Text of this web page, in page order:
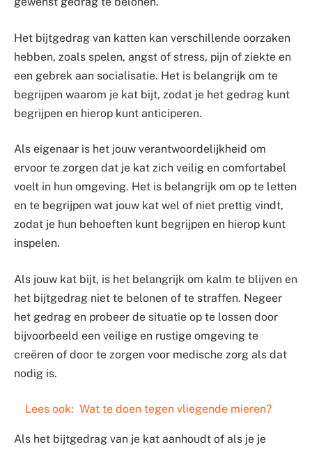
Het bijtgedrag van katten kan verschillende oorzaken
hebben, zoals spelen, angst of stress, pijn of ziekte en
een gebrek aan socialisatie. Het is belangrijk om te
begrijpen waarom je kat bijt, zodat je het gedrag kunt
begrijpen en hierop kunt anticiperen.
Als eigenaar is het jouw verantwoordelijkheid om
ervoor te zorgen dat je kat zich veilig en comfortabel
voelt in hun omgeving. Het is belangrijk om op te letten
en te begrijpen wat jouw kat wel of niet prettig vindt,
zodat je hun behoeften kunt begrijpen en hierop kunt
inspelen.
Als jouw kat bijt, is het belangrijk om kalm te blijven en
het bijtgedrag niet te belonen of te straffen. Negeer
het gedrag en probeer de situatie op te lossen door
bijvoorbeeld een veilige en rustige omgeving te
creëren of door te zorgen voor medische zorg als dat
nodig is.
Lees ook: Wat te doen tegen vliegende mieren?
Als het bijtgedrag van je kat aanhoudt of als je je